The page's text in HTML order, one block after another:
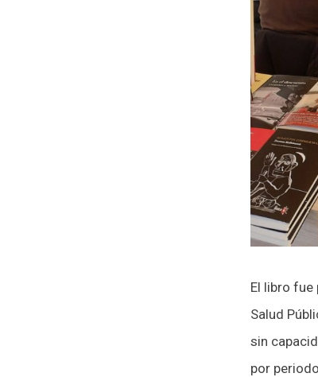
El libro fue
Salud
sin
por